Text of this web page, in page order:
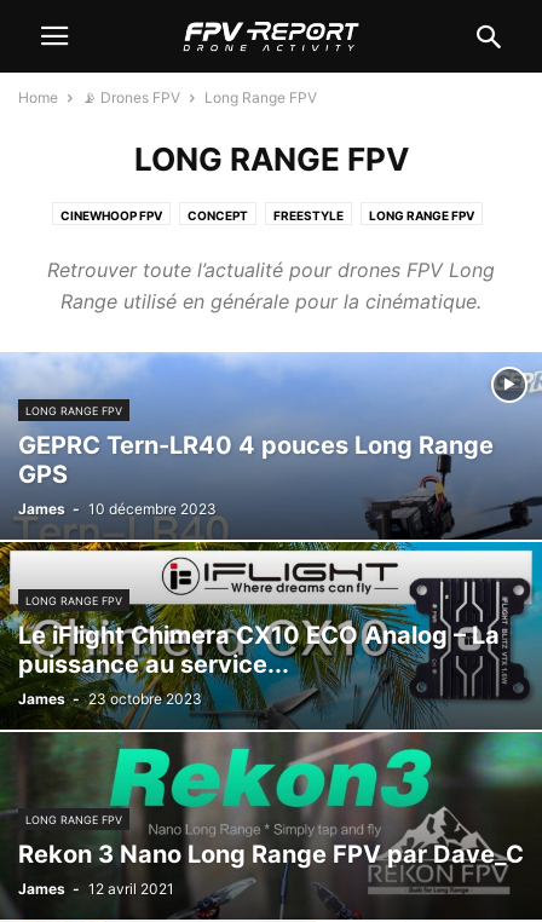
Home 📡 Drones FPV Long Range FPV
LONG RANGE FPV
CINEWHOOP FPV CONCEPT FREESTYLE LONG RANGE FPV
Retrouver toute l’actualité pour drones FPV Long
Range utilisé en générale pour la cinématique.
LONG RANGE FPV
GEPRC Tern-LR40 4 pouces Long Range
GPS
James - 10 décembre 2023
LONG RANGE FPV
Le iFlight Chimera CX10 ECO Analog – La
puissance au service...
James - 23 octobre 2023
LONG RANGE FPV
Rekon 3 Nano Long Range FPV par Dave_C
James - 12 avril 2021